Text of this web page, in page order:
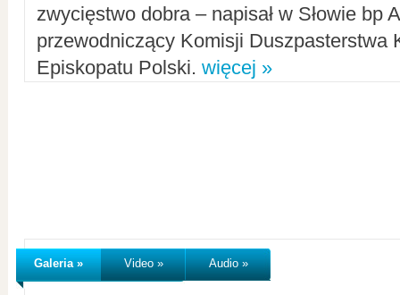
zwycięstwo dobra – napisał w Słowie bp
przewodniczący Komisji Duszpasterstwa
Episkopatu Polski. więcej »
Galeria » Video » Audio »